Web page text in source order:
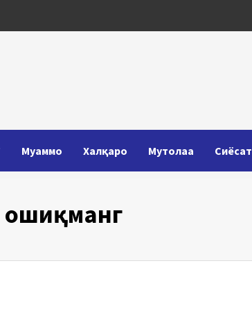
Муаммо Халқаро Мутолаа Сиёсат
ошиқманг